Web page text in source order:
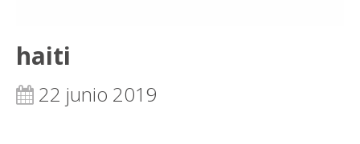
haiti
22 junio 2019